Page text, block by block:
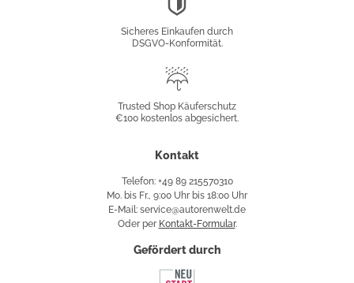
Sicheres Einkaufen durch
DSGVO-Konformität.
Käuferschutz
Trusted Shop Käuferschutz
€100 kostenlos abgesichert.
Kontakt
Telefon: +49 89 215570310
Mo. bis Fr., 9:00 Uhr bis 18:00 Uhr
E-Mail: service@autorenwelt.de
Oder per Kontakt-Formular.
Gefördert durch